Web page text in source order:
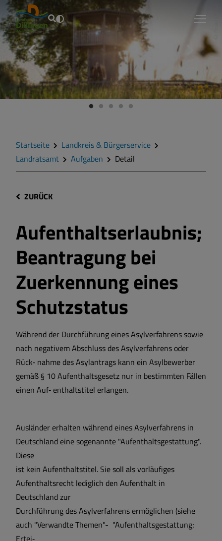
Fouad Vollmer
Startseite
Landkreis & Bürgerservice
Landratsamt
Aufgaben Detail
ZURÜCK
Aufenthaltserlaubnis;
Beantragung bei
Zuerkennung eines
Schutzstatus
Während der Durchführung eines Asylverfahrens sowie
nach negativem Abschluss des Asylverfahrens oder
Rück‐ nahme des Asylantrags kann ein Asylbewerber
gemäß § 10 Aufenthaltsgesetz nur in bestimmten Fällen
einen Auf‐ enthaltstitel erlangen.
Ausländer erhalten während eines Asylverfahrens in
Deutschland eine sogenannte "Aufenthaltsgestattung".
Diese
ist kein Aufenthaltstitel. Sie soll als vorläufiges
Aufenthaltsrecht lediglich den Aufenthalt in
Deutschland zur
Durchführung des Asylverfahrens ermöglichen (siehe
auch "Verwandte Themen"- "Aufenthaltsgestattung;
Ertei‐